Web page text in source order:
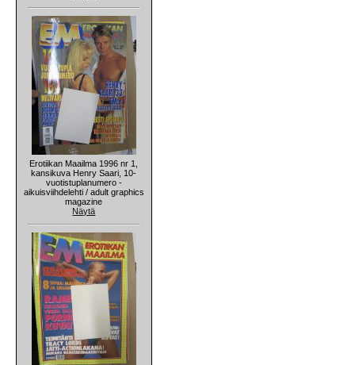
Erotiikan Maailma 1996 nr 1,
kansikuva Henry Saari, 10-
vuotistuplanumero -
aikuisviihdelehti / adult graphics
magazine
Näytä